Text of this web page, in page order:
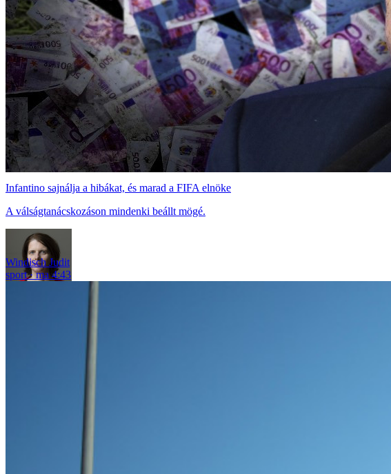
Infantino sajnálja a hibákat, és marad a FIFA elnöke
A válságtanácskozáson mindenki beállt mögé.
Windisch Judit
sport
ma 4:43